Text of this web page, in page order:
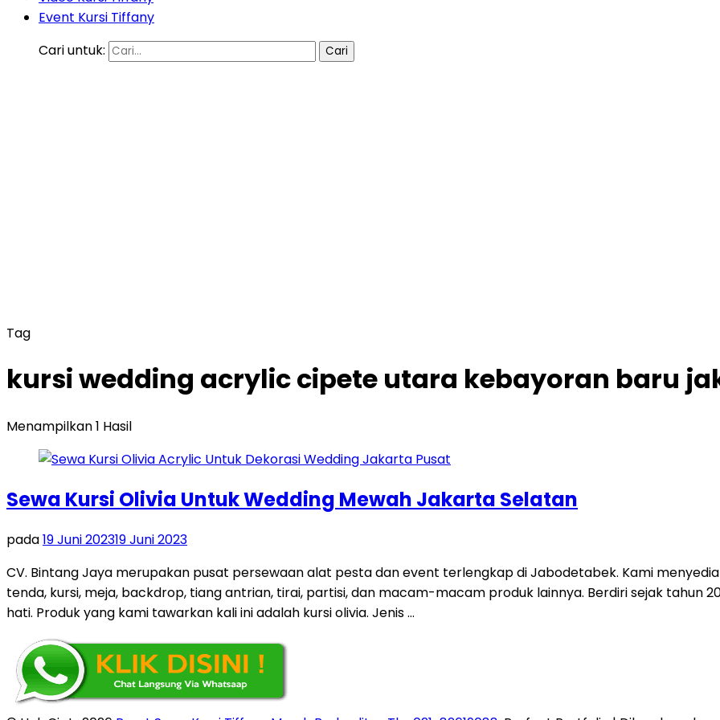
Event Kursi Tiffany
Cari untuk:
Tag
kursi wedding acrylic cipete utara kebayoran baru
Menampilkan 1 Hasil
Sewa Kursi Olivia Untuk Wedding Mewah Jakarta Selatan
pada19 Juni 202319 Juni 2023
CV. Bintang Jaya merupakan pusat persewaan alat pesta dan event terlengkap di Jabodetabek. Kami
tenda, kursi, meja, backdrop, tiang antrian, tirai, partisi, dan macam-macam produk lainnya. Berdiri sejak tahun
hati. Produk yang kami tawarkan kali ini adalah kursi olivia. Jenis …